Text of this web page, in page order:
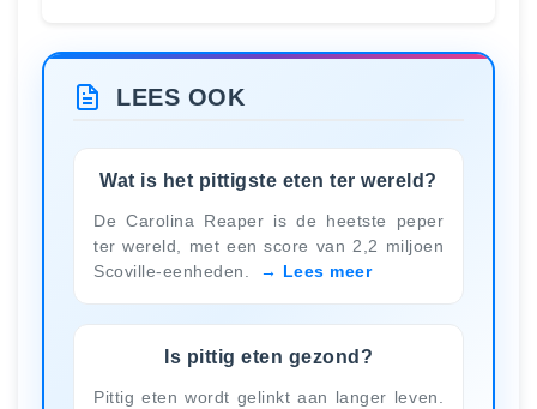
LEES OOK
Wat is het pittigste eten ter wereld?
De Carolina Reaper is de heetste peper
ter wereld, met een score van 2,2 miljoen
Scoville-eenheden.
Lees meer
Is pittig eten gezond?
Pittig eten wordt gelinkt aan langer leven.